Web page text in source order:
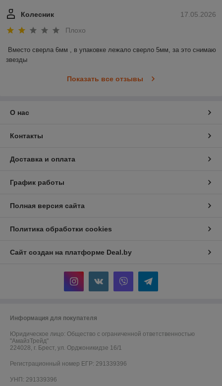
17.05.2026
Колесник
Плохо
Вместо сверла 6мм , в упаковке лежало сверло 5мм, за это снимаю
звезды
Показать все отзывы
О нас
Контакты
Доставка и оплата
График работы
Полная версия сайта
Политика обработки cookies
Сайт создан на платформе Deal.by
Информация для покупателя
Юридическое лицо: Общество с ограниченной ответственностью
"АмайзТрейд"
224028, г. Брест, ул. Орджоникидзе 16/1
Регистрационный номер ЕГР: 291339396
УНП: 291339396